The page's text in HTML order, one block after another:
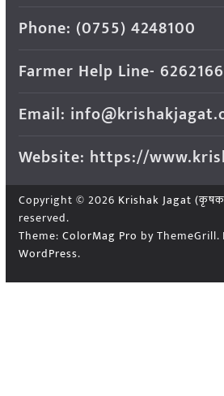
Phone: (0755) 4248100
Farmer Help Line-
Email:
Website: https://
Copyright © 2026 Krishak Jagat
reserved.
Theme: ColorMag Pro by
WordPress.